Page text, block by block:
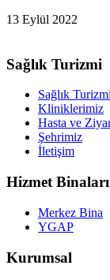
13 Eylül 2022
Sağlık Turizmi
Sağlık
Kliniklerimiz
Hasta ve
Şehrimiz
İletişim
Hizmet
Merkez Bina
YGAP
Kurumsal